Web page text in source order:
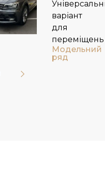
варіант
для
переміщень
Модельний
ряд